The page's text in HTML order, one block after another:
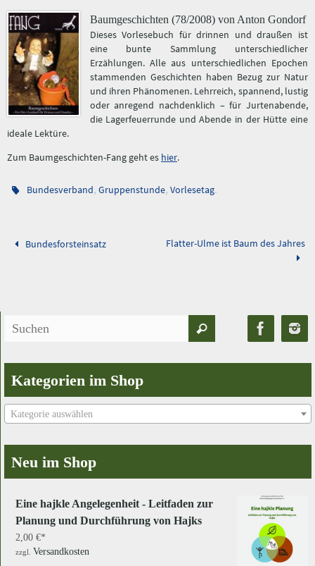
Baumgeschichten (78/2008) von Anton Gondorf
Dieses Vorlesebuch für drinnen und draußen ist
eine bunte Sammlung unterschiedlicher
Erzählungen. Alle aus unterschiedlichen Epochen
stammenden Geschichten haben Bezug zur Natur
und ihren Phänomenen. Lehrreich, spannend, lustig
oder anregend nachdenklich – für Jurtenabende,
die Lagerfeuerrunde und Abende in der Hütte eine
ideale Lektüre.
Zum Baumgeschichten-Fang geht es hier.
Bundesverband,Gruppenstunde,Vorlesetag.
Bundesforsteinsatz Flatter-Ulme ist Baum des Jahres
Suchen
Kategorien im Shop
Kategorie auswählen
Neu im Shop
Eine hajkle Angelegenheit - Leitfaden zur
Planung und Durchführung von Hajks
2,00 €
zzgl. Versandkosten